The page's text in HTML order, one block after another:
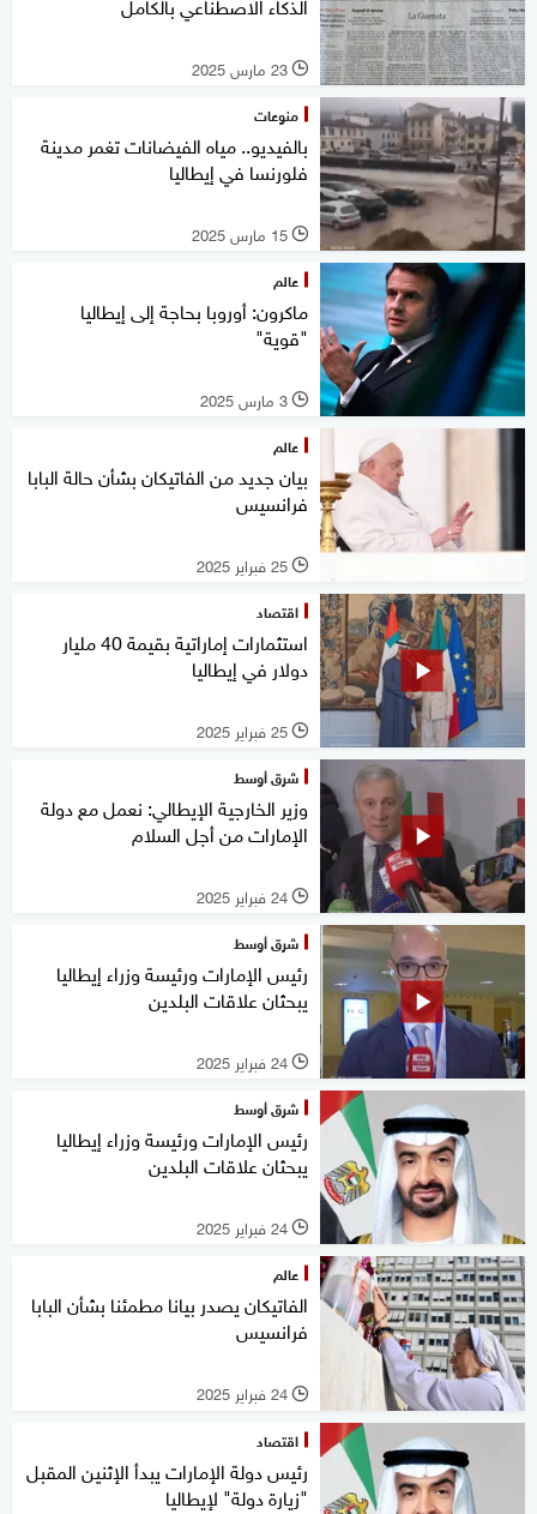
l 23 مارس 2025
منوعات
بالفيديو.. مياه الفيضانات تغمر مدينة
فلورنسا في إيطاليا
l 15 مارس 2025
عالم
ماكرون: أوروبا بحاجة إلى إيطاليا
"قوية"
l 3 مارس 2025
عالم
بيان جديد من الفاتيكان بشأن حالة البابا
فرانسيس
l 25 فبراير 2025
اقتصاد
استثمارات إماراتية بقيمة 40 مليار
دولار في إيطاليا
l 25 فبراير 2025
شرق أوسط
وزير الخارجية الإيطالي: نعمل مع دولة
الإمارات من أجل السلام
l 24 فبراير 2025
شرق أوسط
رئيس الإمارات ورئيسة وزراء إيطاليا
يبحثان علاقات البلدين
l 24 فبراير 2025
شرق أوسط
رئيس الإمارات ورئيسة وزراء إيطاليا
يبحثان علاقات البلدين
l 24 فبراير 2025
عالم
الفاتيكان يصدر بيانا مطمئنا بشأن البابا
فرانسيس
l 24 فبراير 2025
اقتصاد
رئيس دولة الإمارات يبدأ الإثنين المقبل
"زيارة دولة" لإيطاليا